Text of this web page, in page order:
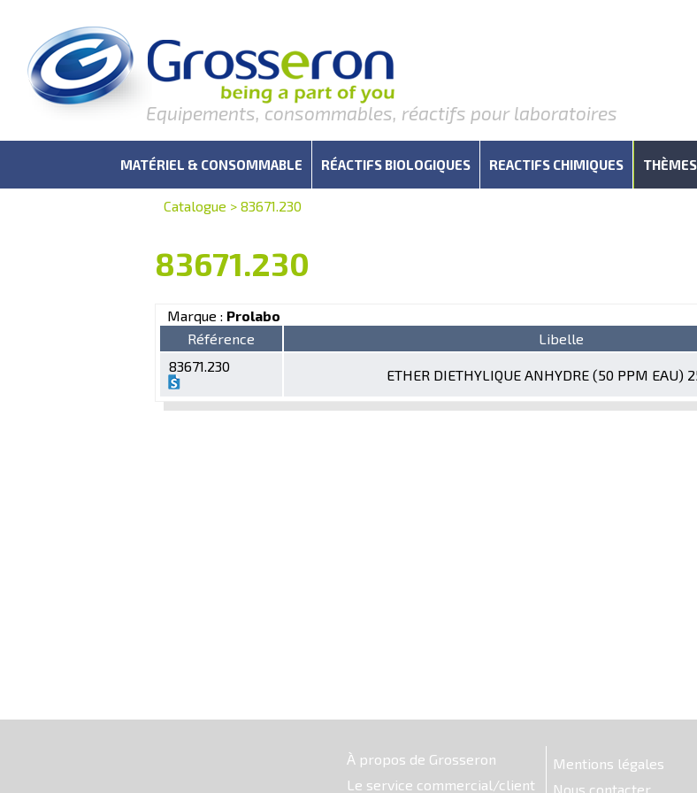
Equipements, consommables, réactifs pour laboratoires
MATÉRIEL & CONSOMMABLE RÉACTIFS BIOLOGIQUES REACTIFS CHIMIQUES THÈMES
Catalogue > 83671.230
83671.230
Marque : Prolabo
Référence
Libelle
83671.230
ETHER DIETHYLIQUE ANHYDRE (50 PPM EAU)
À propos de Grosseron
Le service commercial/client
Mentions légales
Nous contacter